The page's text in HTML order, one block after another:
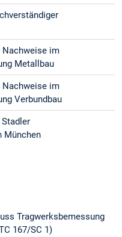
Nachweise im
Metallbau
Nachweise im
Verbundbau
München
Tragwerksbemessung
167/SC 1)